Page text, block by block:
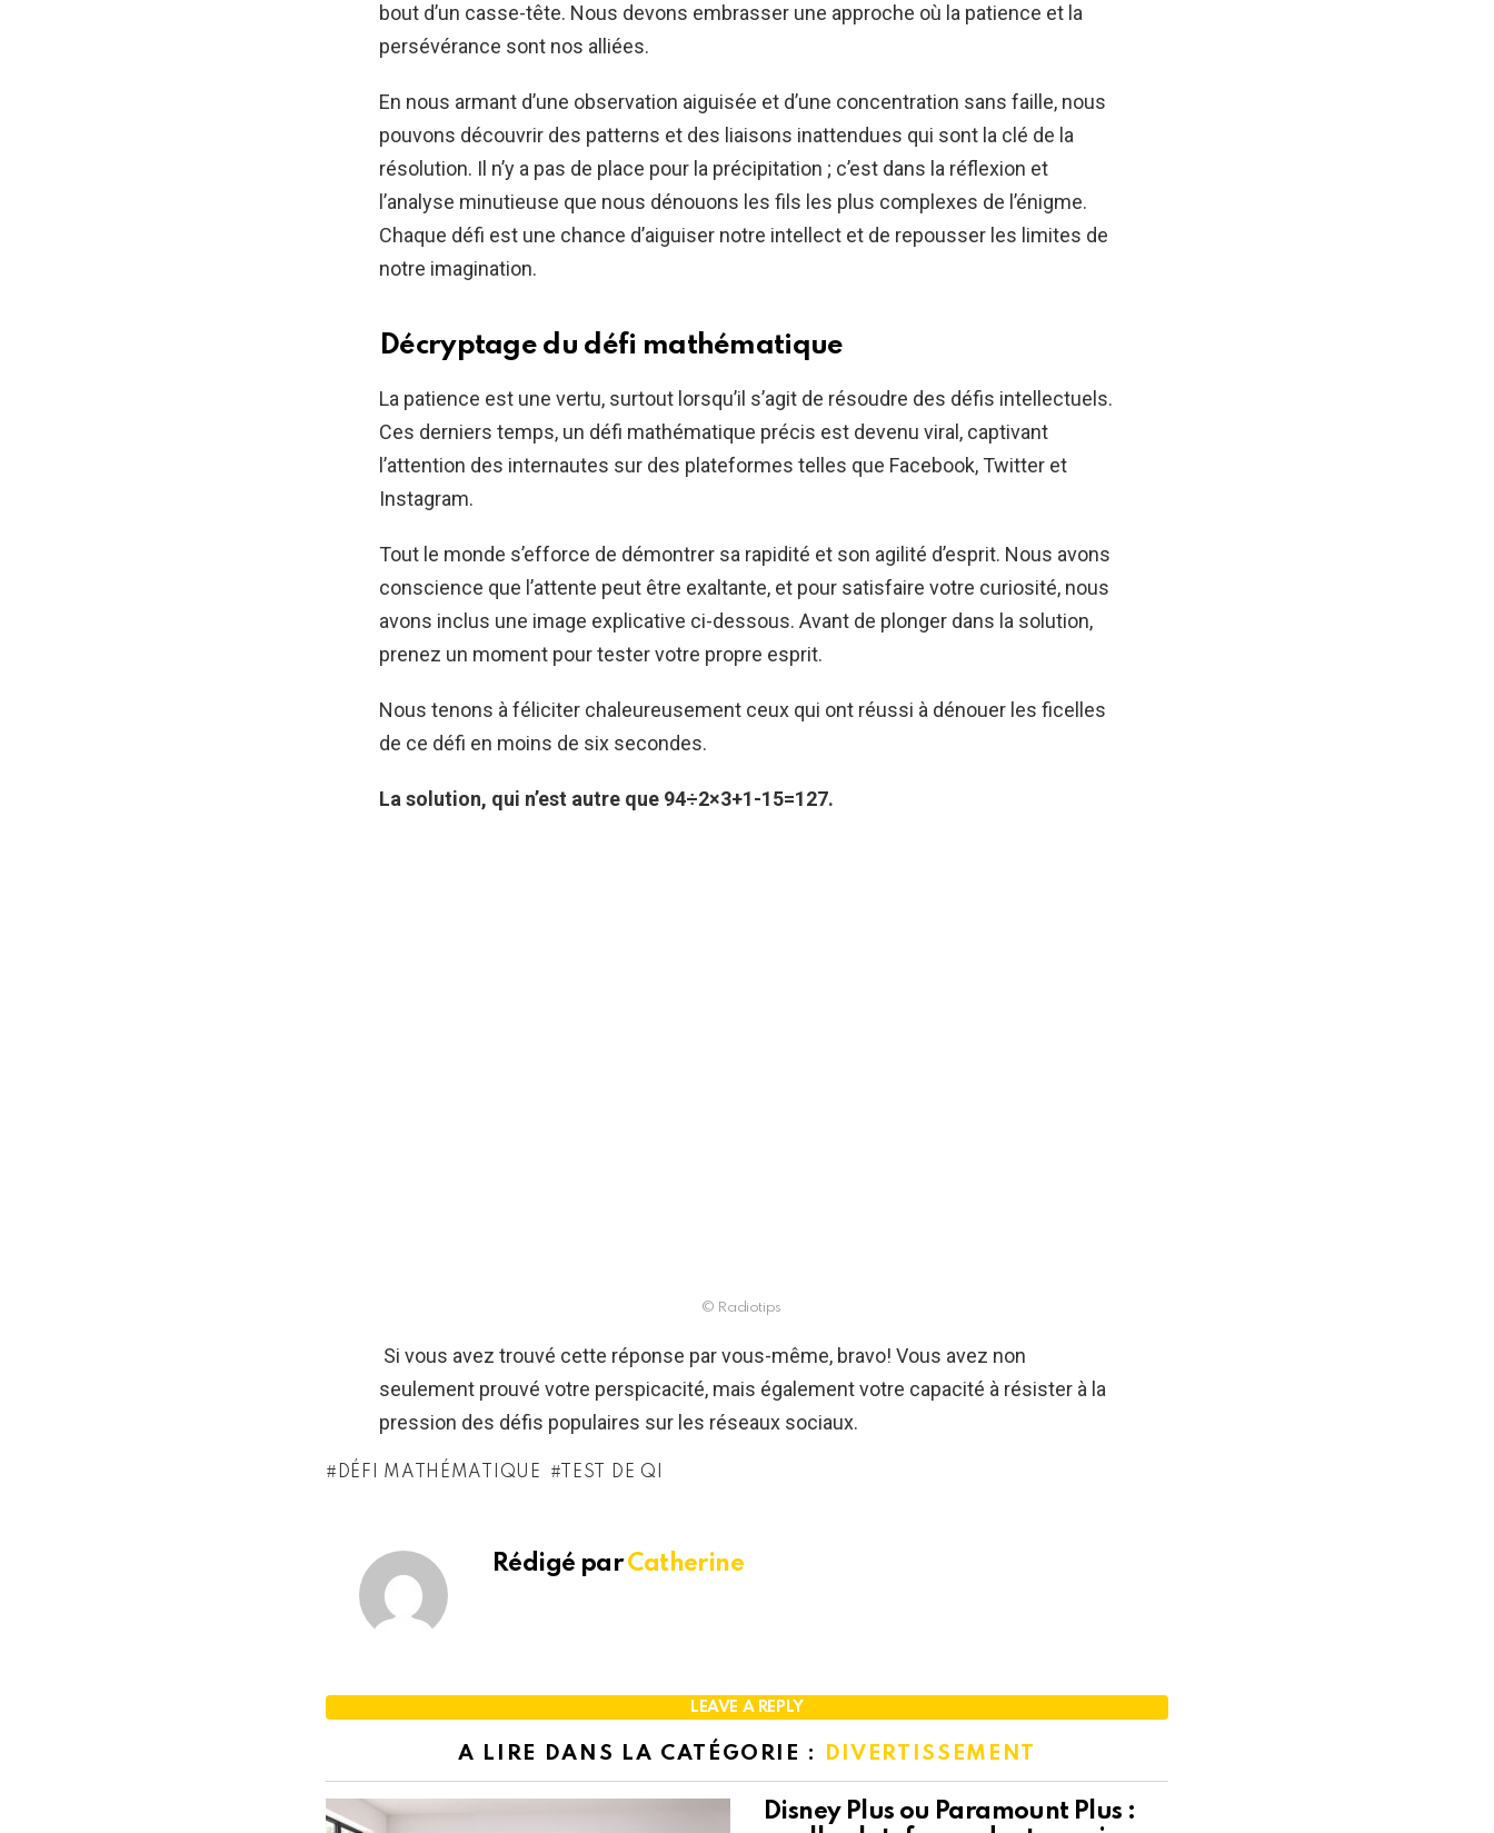
bout d’un casse-tête. Nous devons embrasser une approche où la patience et la
persévérance sont nos alliées.
En nous armant d’une observation aiguisée et d’une concentration sans faille, nous
pouvons découvrir des patterns et des liaisons inattendues qui sont la clé de la
résolution. Il n’y a pas de place pour la précipitation ; c’est dans la réflexion et
l’analyse minutieuse que nous dénouons les fils les plus complexes de l’énigme.
Chaque défi est une chance d’aiguiser notre intellect et de repousser les limites de
notre imagination.
Décryptage du défi mathématique
La patience est une vertu, surtout lorsqu’il s’agit de résoudre des défis intellectuels.
Ces derniers temps, un défi mathématique précis est devenu viral, captivant
l’attention des internautes sur des plateformes telles que Facebook, Twitter et
Instagram.
Tout le monde s’efforce de démontrer sa rapidité et son agilité d’esprit. Nous avons
conscience que l’attente peut être exaltante, et pour satisfaire votre curiosité, nous
avons inclus une image explicative ci-dessous. Avant de plonger dans la solution,
prenez un moment pour tester votre propre esprit.
Nous tenons à féliciter chaleureusement ceux qui ont réussi à dénouer les ficelles
de ce défi en moins de six secondes.
La solution, qui n’est autre que 94÷2×3+1-15=127.
© Radiotips
Si vous avez trouvé cette réponse par vous-même, bravo! Vous avez non
seulement prouvé votre perspicacité, mais également votre capacité à résister à la
pression des défis populaires sur les réseaux sociaux.
DÉFI MATHÉMATIQUE TEST DE QI
Rédigé parCatherine
LEAVE A REPLY
A LIRE DANS LA CATÉGORIE : DIVERTISSEMENT
Disney Plus ou Paramount Plus :